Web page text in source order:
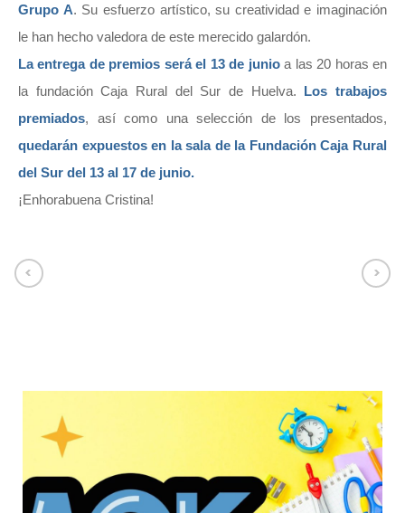
Grupo A. Su esfuerzo artístico, su creatividad e imaginación
le han hecho valedora de este merecido galardón.
La entrega de premios será el 13 de junioa las 20 horas en
la fundación Caja Rural del Sur de Huelva. Los trabajos
premiados, así como una selección de los presentados,
quedarán expuestos en la sala de la Fundación Caja Rural
del Sur del 13 al 17 de junio.
¡Enhorabuena Cristina!